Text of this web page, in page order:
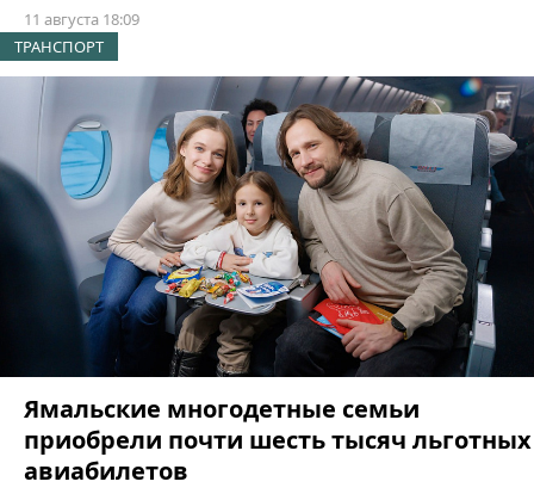
11 августа 18:09
ТРАНСПОРТ
Ямальские многодетные семьи
приобрели почти шесть тысяч льготных
авиабилетов